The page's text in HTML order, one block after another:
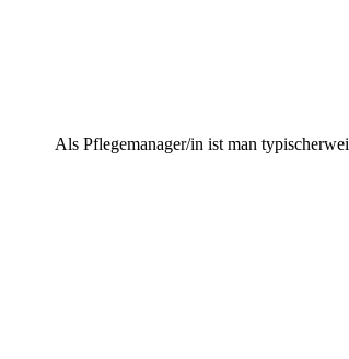
Als Pflegemanager/in ist man